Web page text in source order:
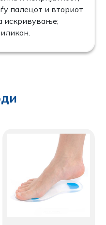
палецот и вториот
искривување;